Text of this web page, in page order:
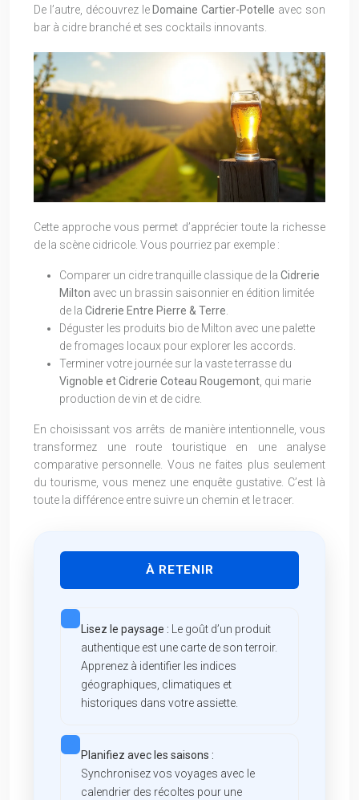
De l’autre, découvrez le Domaine Cartier-Potelle avec son
bar à cidre branché et ses cocktails innovants.
Cette approche vous permet d’apprécier toute la richesse
de la scène cidricole. Vous pourriez par exemple :
Comparer un cidre tranquille classique de la Cidrerie
Milton avec un brassin saisonnier en édition limitée
de la Cidrerie Entre Pierre & Terre
Déguster les produits bio de Milton avec une palette
de fromages locaux pour explorer les accords.
Terminer votre journée sur la vaste terrasse du
Vignoble et Cidrerie Coteau Rougemont , qui marie
production de vin et de cidre.
En choisissant vos arrêts de manière intentionnelle, vous
transformez une route touristique en une analyse
comparative personnelle. Vous ne faites plus seulement
du tourisme, vous menez une enquête gustative. C’est là
toute la différence entre suivre un chemin et le tracer.
À RETENIR
Lisez le paysage : Le goût d’un produit
authentique est une carte de son terroir.
Apprenez à identifier les indices
géographiques, climatiques et
historiques dans votre assiette.
Planifiez avec les saisons :
Synchronisez vos voyages avec le
calendrier des récoltes pour une